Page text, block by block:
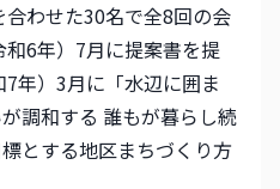
わせた30名で全8回の会
6年）7月に提案書を提
年）3月に「水辺に囲ま
調和する 誰もが暮らし続
とする地区まちづくり方